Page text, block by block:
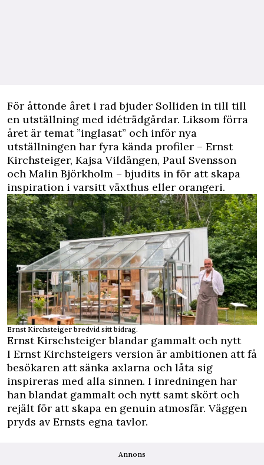
För åttonde året i rad bjuder Solliden in till till
en utställning med idéträdgårdar. Liksom förra
året är temat ”inglasat” och inför nya
utställningen har fyra kända profiler – Ernst
Kirchsteiger, Kajsa Vildängen, Paul Svensson
och Malin Björkholm – bjudits in för att skapa
inspiration i varsitt växthus eller orangeri.
Ernst Kirchsteiger bredvid sitt bidrag.
Ernst Kirschsteiger blandar gammalt och nytt
I Ernst Kirchsteigers version är ambitionen att få
besökaren att sänka axlarna och låta sig
inspireras med alla sinnen. I inredningen har
han blandat gammalt och nytt samt skört och
rejält för att skapa en genuin atmosfär. Väggen
pryds av Ernsts egna tavlor.
Annons